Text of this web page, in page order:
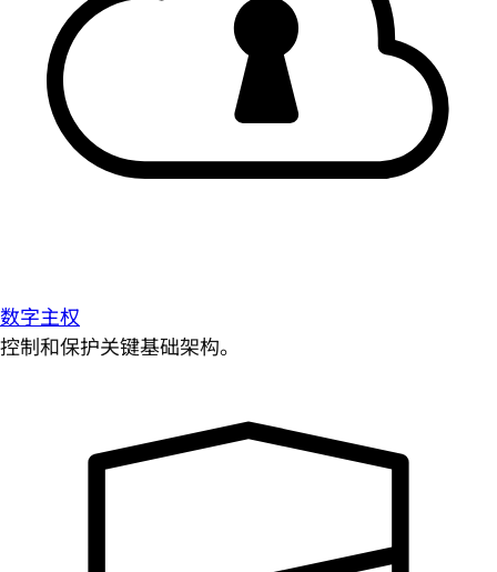
数字主权
控制和保护关键基础架构。